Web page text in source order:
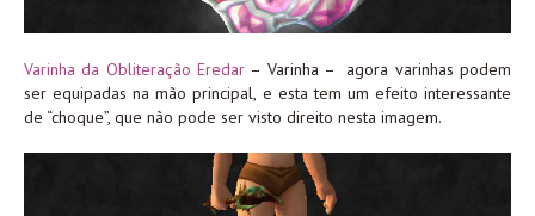
Varinha da Obliteração Eredar– Varinha – agora varinhas podem
ser equipadas na mão principal, e esta tem um efeito interessante
de “choque”, que não pode ser visto direito nesta imagem.